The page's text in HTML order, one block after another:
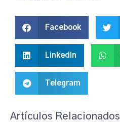
Facebook
LinkedIn
Telegram
Artículos Relacionados